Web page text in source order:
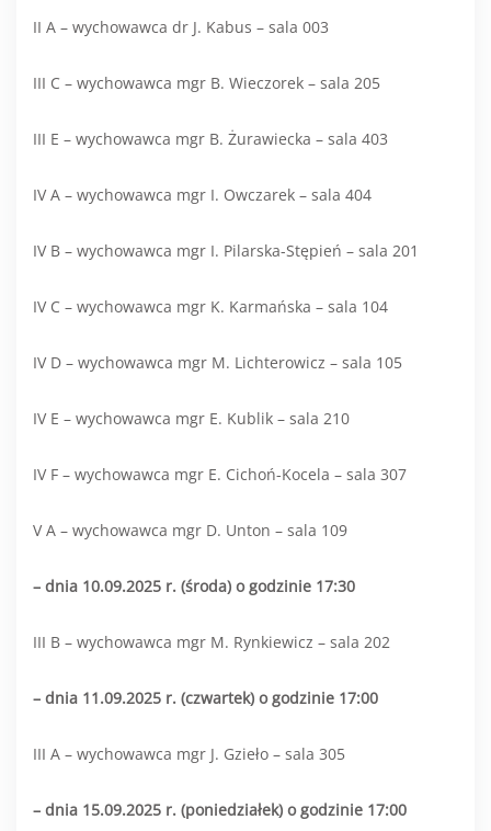
II A – wychowawca dr J. Kabus – sala 003
III C – wychowawca mgr B. Wieczorek – sala 205
III E – wychowawca mgr B. Żurawiecka – sala 403
IV A – wychowawca mgr I. Owczarek – sala 404
IV B – wychowawca mgr I. Pilarska-Stępień – sala 201
IV C – wychowawca mgr K. Karmańska – sala 104
IV D – wychowawca mgr M. Lichterowicz – sala 105
IV E – wychowawca mgr E. Kublik – sala 210
IV F – wychowawca mgr E. Cichoń-Kocela – sala 307
V A – wychowawca mgr D. Unton – sala 109
– dnia 10.09.2025 r. (środa) o godzinie 17:30
III B – wychowawca mgr M. Rynkiewicz – sala 202
– dnia 11.09.2025 r. (czwartek) o godzinie 17:00
III A – wychowawca mgr J. Gzieło – sala 305
– dnia 15.09.2025 r. (poniedziałek) o godzinie 17:00